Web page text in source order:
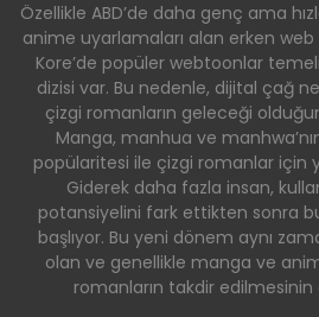
Özellikle ABD’de daha genç ama
anime uyarlamaları alan erken web
Kore’de popüler webtoonlar
dizisi var. Bu nedenle, dijital çağ
çizgi romanların geleceği
Manga, manhua ve
popülaritesi ile çizgi romanlar için
Giderek daha fazla insan,
potansiyelini fark ettikten sonra
başlıyor. Bu yeni dönem aynı
olan ve genellikle manga ve
romanların takdir edilmesinin